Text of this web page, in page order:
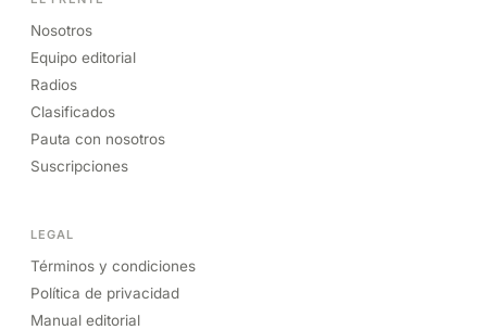
Nosotros
Equipo editorial
Radios
Clasificados
Pauta con nosotros
Suscripciones
LEGAL
Términos y condiciones
Política de privacidad
Manual editorial